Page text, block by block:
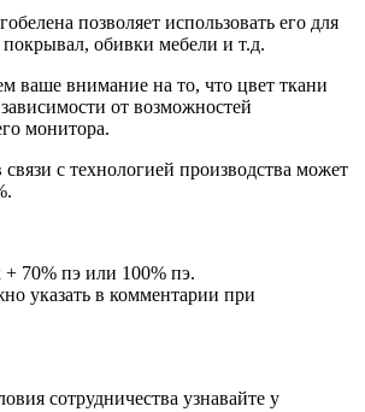
позволяет использовать его для
обивки мебели и т.д.
внимание на то, что цвет ткани
от возможностей
монитора.
связи с технологией производства может
70% пэ или 100% пэ.
указать в комментарии при
сотрудничества узнавайте у